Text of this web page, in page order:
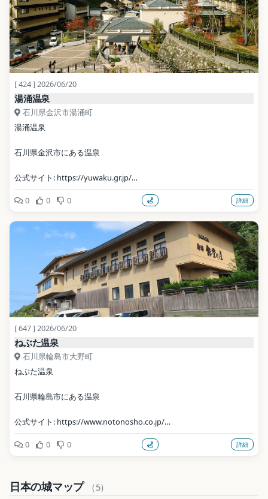
[ 424 ] 2026/06/20
湯涌温泉
石川県金沢市湯涌町
湯涌温泉
石川県金沢市にある温泉
公式サイト: https://yuwaku.gr.jp/
写真: 663highland / CC BY 2.5（Wikimedia Commons）
地点データ: Wikidata (CC0)
0 0 0 詳細
[ 647 ] 2026/06/20
ねぶた温泉
石川県輪島市大野町
ねぶた温泉
石川県輪島市にある温泉
公式サイト: https://www.notonosho.co.jp/
写真: 運動会プロテインパワー / CC BY-SA 4.0（Wikimedia
Commons）
地点データ: Wikidata (CC0)
0 0 0 詳細
日本の城マップ （5）